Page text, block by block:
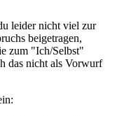
leider nicht viel zur
beigetragen,
zum "Ich/Selbst"
das nicht als Vorwurf